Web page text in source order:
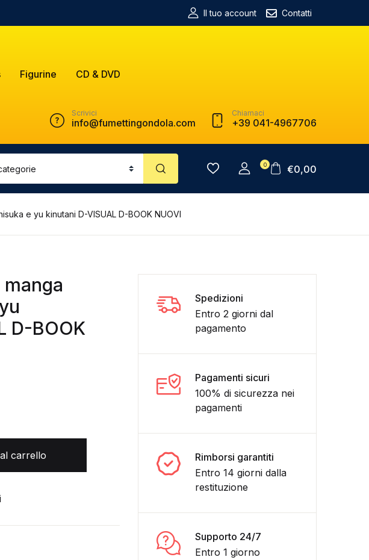
Il tuo account Contatti
Figurine CD & DVD
Scrivici
info@fumettingondola.com
Chiamaci
+39 041-4967706
0 €0,00
e yu kinutani D-VISUAL D-BOOK NUOVI
manga
D-BOOK
carrello
Spedizioni
Entro 2 giorni dal
pagamento
Pagamenti sicuri
100% di sicurezza nei
pagamenti
Rimborsi garantiti
Entro 14 giorni dalla
restituzione
Supporto 24/7
Entro 1 giorno